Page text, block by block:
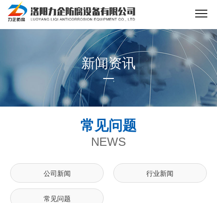
新闻资讯
常见问题
NEWS
公司新闻 行业新闻
常见问题